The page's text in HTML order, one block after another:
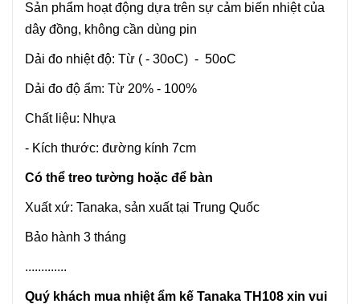
Sản phẩm hoạt động dựa trên sự cảm biến nhiệt của
dây đồng, không cần dùng pin
Dải đo nhiệt độ: Từ ( - 30oC) - 50oC
Dải đo độ ẩm: Từ 20% - 100%
Chất liệu: Nhựa
- Kích thước: đường kính 7cm
Có thể treo tường hoặc để bàn
Xuất xứ: Tanaka, sản xuất tại Trung Quốc
Bảo hành 3 tháng
.............
Quý khách mua nhiệt ẩm kế Tanaka TH108 xin vui